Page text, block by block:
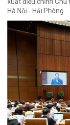
Hà Nội - Hải Phòng.